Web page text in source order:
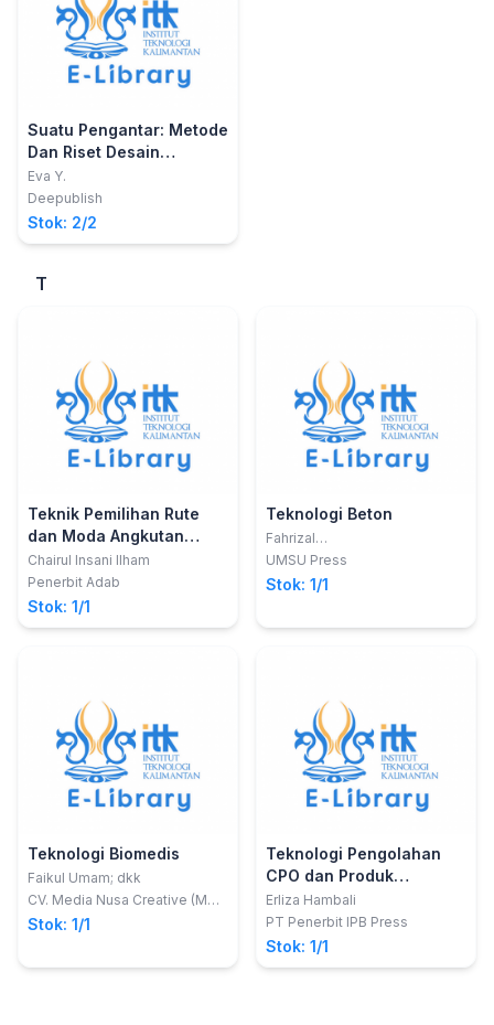
Suatu Pengantar: Metode
Dan Riset Desain
Komunikasi Visual DKV
Eva Y.
Deepublish
Stok: 2/2
T
Teknik Pemilihan Rute
dan Moda Angkutan
Perairan Daratan(Teori
dan Implementasi)
Chairul Insani Ilham
Penerbit Adab
Stok: 1/1
Teknologi Beton
Fahrizal
Zulkarnain,ST.,M.Sc.,Ph.D
UMSU Press
Stok: 1/1
Teknologi Biomedis
Faikul Umam; dkk
CV. Media Nusa Creative (MNC
PUBLISHING)
Stok: 1/1
Teknologi Pengolahan
CPO dan Produk
Turunannya
Erliza Hambali
PT Penerbit IPB Press
Stok: 1/1